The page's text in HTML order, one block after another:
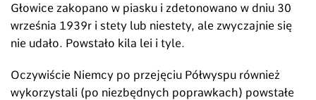
Głowice zakopano w piasku i zdetonowano w dniu 30
września 1939r i stety lub niestety, ale zwyczajnie się
nie udało. Powstało kila lei i tyle.
Oczywiście Niemcy po przejęciu Półwyspu również
wykorzystali (po niezbędnych poprawkach) powstałe